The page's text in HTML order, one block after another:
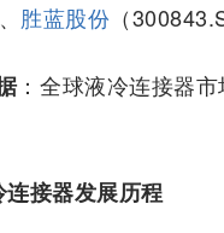
胜蓝股份 （
：全球液冷连接器
接器发展历程